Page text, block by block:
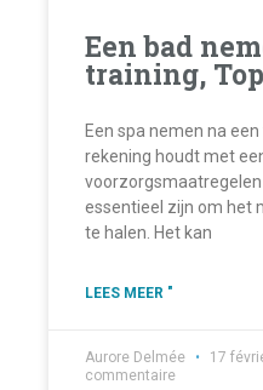
Een bad
training,
Een spa nemen na
rekening houdt met
essentieel zijn om het
te halen. Het kan
LEES MEER "
Aurore Delmée 17
commentaire